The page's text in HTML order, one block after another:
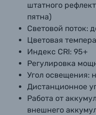
штатного
пятна)
Световой поток:
Цветовая
Индекс CRI: 95+
Регулировка
Угол освещения:
Дистанционное
Работа от
внешнего